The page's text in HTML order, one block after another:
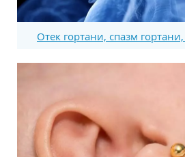
Отек гортани, спазм